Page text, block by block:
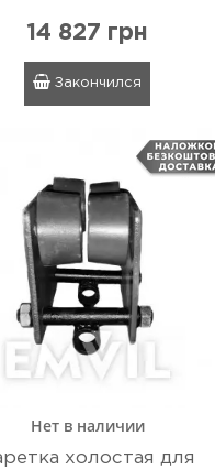
14 827 грн
Закончился
Нет в наличии
холостая для